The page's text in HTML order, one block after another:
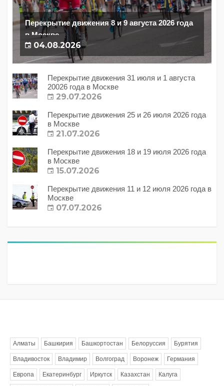
Перекрытие движения 8 и 9 августа 2026 года
в Москве
04.08.2026
Перекрытие движения 31 июля и 1 августа
20026 года в Москве
29.07.2026
Перекрытие движения 25 и 26 июля 2026 года
в Москве
21.07.2026
Перекрытие движения 18 и 19 июля 2026 года
в Москве
15.07.2026
Перекрытие движения 11 и 12 июля 2026 года в
Москве
07.07.2026
Алматы Башкирия Башкортостан Белоруссия Бурятия
Владивосток Владимир Волгоград Воронеж Германия
Европа Екатеринбург Иркутск Казахстан Калуга